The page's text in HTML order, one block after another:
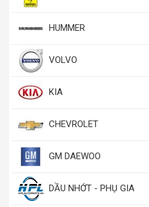
HUMMER
VOLVO
KIA
CHEVROLET
GM DAEWOO
DẦU NHỚT - PHỤ GIA